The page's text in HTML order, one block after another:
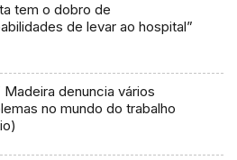
tem o dobro de
de levar ao hospital”
Madeira denuncia vários
no mundo do trabalho